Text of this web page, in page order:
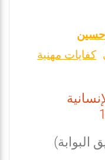
حسين
كفايات مهنية